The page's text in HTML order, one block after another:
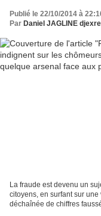
patrons ?
Publié le 22/10/2014 à
Par Daniel JAGLINE
La fraude est devenu un
citoyens, en surfant sur
déchaînée de chiffres